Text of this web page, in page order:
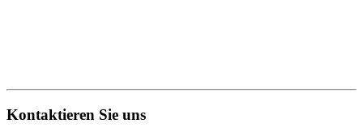
Kontaktieren Sie uns